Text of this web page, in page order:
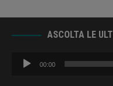
ASCOLTA LE
Audio
Player
00:00